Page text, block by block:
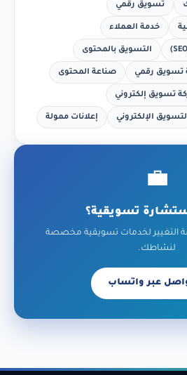
تسويق رقمي
خدمة العملاء
التسويق بالمحتوى
تسويق رقمي صناعة المحتوى
تسويق إلكتروني
الإلكتروني إعلانات ممولة
💼
تسويقية؟
التغيير لخدمات تسويقية مخصصة
لنشاطك.
عبر واتساب